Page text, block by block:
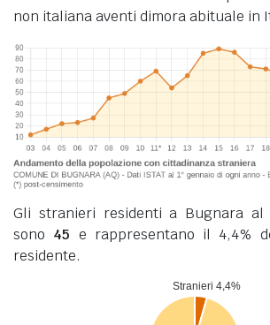
non italiana aventi dimora abituale in
Gli stranieri residenti a Bugnara al
sono 45 e rappresentano il 4,4%
residente.